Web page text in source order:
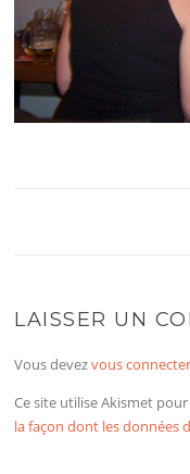
LAISSER UN
Vous devezvous connecter
Ce site utilise Akismet
la façon dont les données